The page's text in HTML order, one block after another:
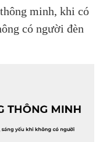
minh, khi có
có người đèn